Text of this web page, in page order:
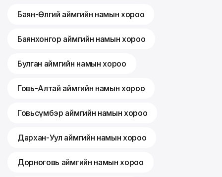
Баян-Өлгий аймгийн намын хороо
Баянхонгор аймгийн намын хороо
Булган аймгийн намын хороо
Говь-Алтай аймгийн намын хороо
Говьсүмбэр аймгийн намын хороо
Дархан-Уул аймгийн намын хороо
Дорноговь аймгийн намын хороо